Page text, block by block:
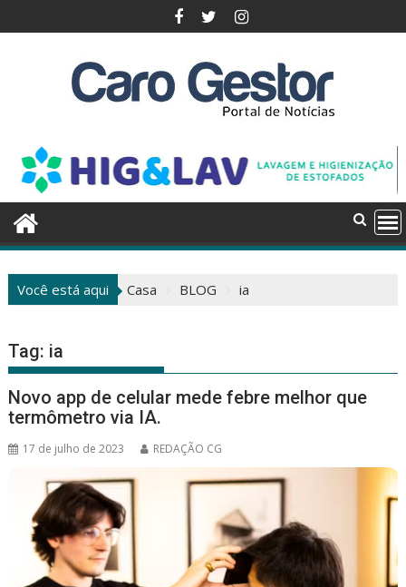
para
Você está aqui Casa BLOG ia
Tag: ia
Novo app de celular mede febre melhor que
termômetro via IA.
17 de julho de 2023 REDAÇÃO CG